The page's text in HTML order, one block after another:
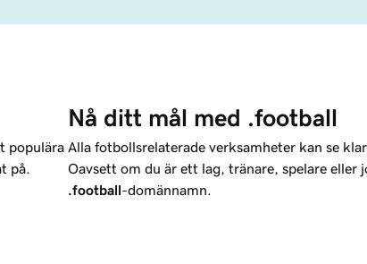
populära
på.
Nå ditt mål med .football
Alla fotbollsrelaterade verksamheter kan se
Oavsett om du är ett lag, tränare, spelare
.football-domännamn.